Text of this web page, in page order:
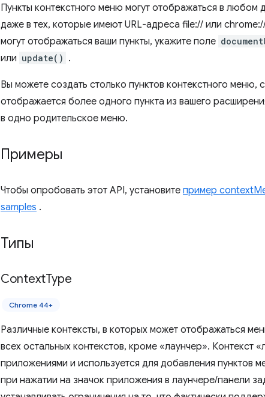
Пункты контекстного меню могут отображаться в любом
даже в тех, которые имеют URL-адреса file:// или
могут отображаться ваши пункты, укажите поле
или update() .
Вы можете создать столько пунктов контекстного
отображается более одного пункта из вашего
в одно родительское меню.
Примеры
Чтобы опробовать этот API, установите пример
samples .
Типы
ContextType
Chrome 44+
Различные контексты, в которых может отображаться
всех остальных контекстов, кроме «лаунчер». Контекст
приложениями и используется для добавления пунктов
при нажатии на значок приложения в лаунчере/панели